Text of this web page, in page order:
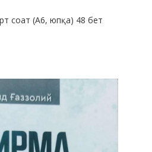
соат (А6, юпқа) 48 бет